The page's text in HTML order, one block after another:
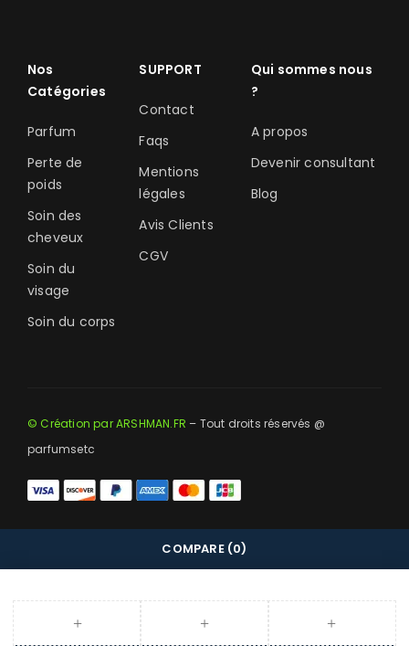
Qui sommes nous
?
A propos
Devenir consultant
Blog
SUPPORT
Contact
Faqs
Mentions
légales
Avis Clients
CGV
Nos
Catégories
Parfum
Perte de
poids
Soin des
cheveux
Soin du
visage
Soin du corps
© Création par ARSHMAN.FR – Tout droits réservés @
parfumsetc
COMPARE (0)